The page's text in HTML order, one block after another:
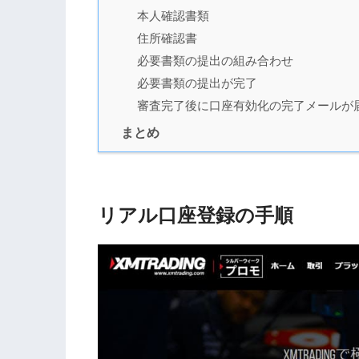
本人確認書類
住所確認書
必要書類の提出の組み合わせ
必要書類の提出が完了
審査完了後に口座有効化の完了メールが
まとめ
リアル口座登録の手順